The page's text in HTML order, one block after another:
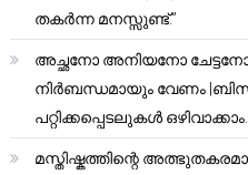
തകർന്ന മനസ്സുണ്ട്.”
അച്ഛനോ അനിയനോ ചേട്ടനോ
നിർബന്ധമായും വേണം
പറ്റിക്കപ്പെടലുകൾ ഒഴിവാക്കാം..
മസ്തിഷ്കത്തിന്റെ